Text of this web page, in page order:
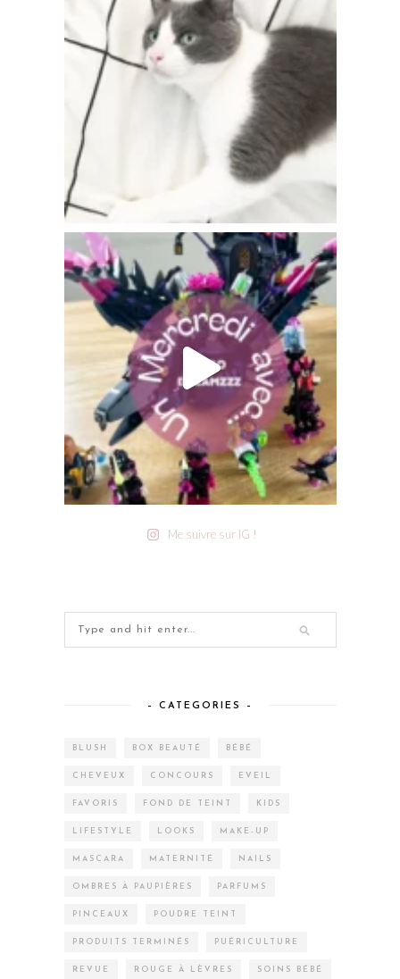
Me suivre sur IG !
– CATEGORIES –
BLUSH BOX BEAUTÉ BÉBÉ
CHEVEUX CONCOURS EVEIL
FAVORIS FOND DE TEINT KIDS
LIFESTYLE LOOKS MAKE-UP
MASCARA MATERNITÉ NAILS
OMBRES À PAUPIÈRES PARFUMS
PINCEAUX POUDRE TEINT
PRODUITS TERMINÉS PUÉRICULTURE
REVUE ROUGE À LÈVRES SOINS BÉBÉ